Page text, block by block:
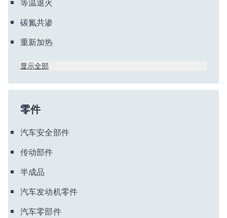
等温退火
碳氮共渗
重新加热
显示全部
零件
汽车安全部件
传动部件
半成品
汽车发动机零件
汽车零部件